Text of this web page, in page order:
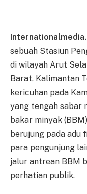
sebuah Stasiun
di wilayah Arut
Barat, Kalimantan
kericuhan pada
yang tengah sabar
bakar minyak
berujung pada adu
para pengunjung
jalur antrean BBM
perhatian publik.